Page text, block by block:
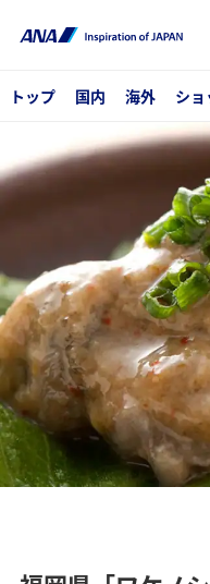
トップ 国内 海外 シ